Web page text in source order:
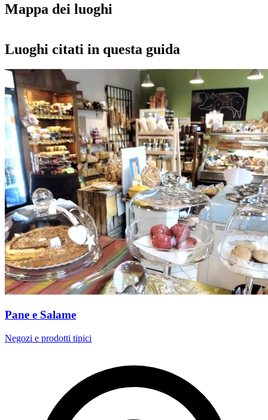
Mappa dei luoghi
+
Luoghi citati in questa guida
Pane e Salame
Negozi e prodotti tipici